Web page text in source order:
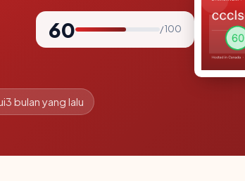
60 / 100
3 bulan yang lalu